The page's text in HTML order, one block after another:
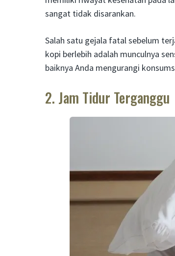
sangat tidak disarankan.
Salah satu gejala fatal sebelum
kopi berlebih adalah munculnya
baiknya Anda mengurangi
2. Jam Tidur Terganggu